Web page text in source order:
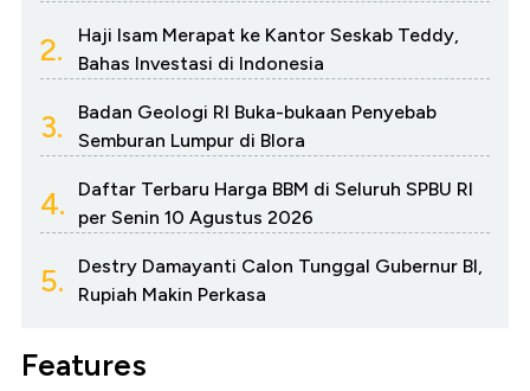
2.
Haji Isam Merapat ke Kantor Seskab Teddy,
Bahas Investasi di Indonesia
3.
Badan Geologi RI Buka-bukaan Penyebab
Semburan Lumpur di Blora
4.
Daftar Terbaru Harga BBM di Seluruh SPBU RI
per Senin 10 Agustus 2026
5.
Destry Damayanti Calon Tunggal Gubernur BI,
Rupiah Makin Perkasa
Features